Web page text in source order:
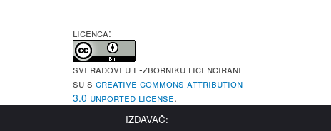
LICENCA:
Svi radovi u e-Zborniku licencirani
su s Creative Commons Attribution
3.0 Unported License.
IZDAVAČ: